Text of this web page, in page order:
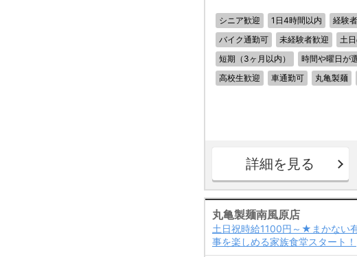
シニア歓迎 1日4時間以内 経験
バイク通勤可
未経験者歓迎 土
短期（3ヶ月以内）
時間や曜日が
高校生歓迎
車通勤可 丸亀製麺
詳細を見る
丸亀製麺南風原店
土日祝時給1100円～★まかない
事を楽しめる家族食堂スタート！